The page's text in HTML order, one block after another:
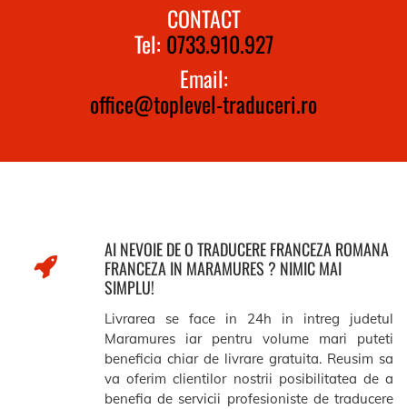
CONTACT
Tel: 0733.910.927
Email:
office@toplevel-traduceri.ro
AI NEVOIE DE O TRADUCERE FRANCEZA ROMANA
FRANCEZA IN MARAMURES ? NIMIC MAI
SIMPLU!
Livrarea se face in 24h in intreg judetul
Maramures iar pentru volume mari puteti
beneficia chiar de livrare gratuita. Reusim sa
va oferim clientilor nostrii posibilitatea de a
benefia de servicii profesioniste de traducere